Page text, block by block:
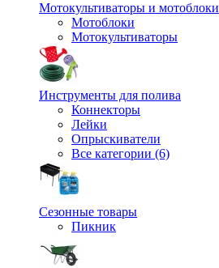
Мотокультиваторы и мотоблоки
Мотоблоки
Мотокультиваторы
Инструменты для полива
Коннекторы
Лейки
Опрыскиватели
Все категории (6)
Сезонные товары
Пикник